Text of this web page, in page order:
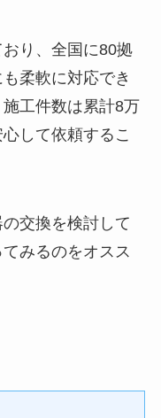
り、全国に80拠
柔軟に対応でき
工件数は累計8万
して依頼するこ
交換を検討して
みるのをオスス